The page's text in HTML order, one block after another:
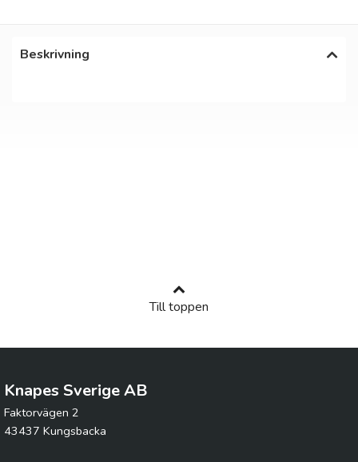
Beskrivning
Till toppen
Knapes Sverige AB
Faktorvägen 2
43437 Kungsbacka